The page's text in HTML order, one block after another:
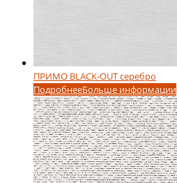
ПРИМО BLACK-OUT серебро
ПодробнееБольше информации